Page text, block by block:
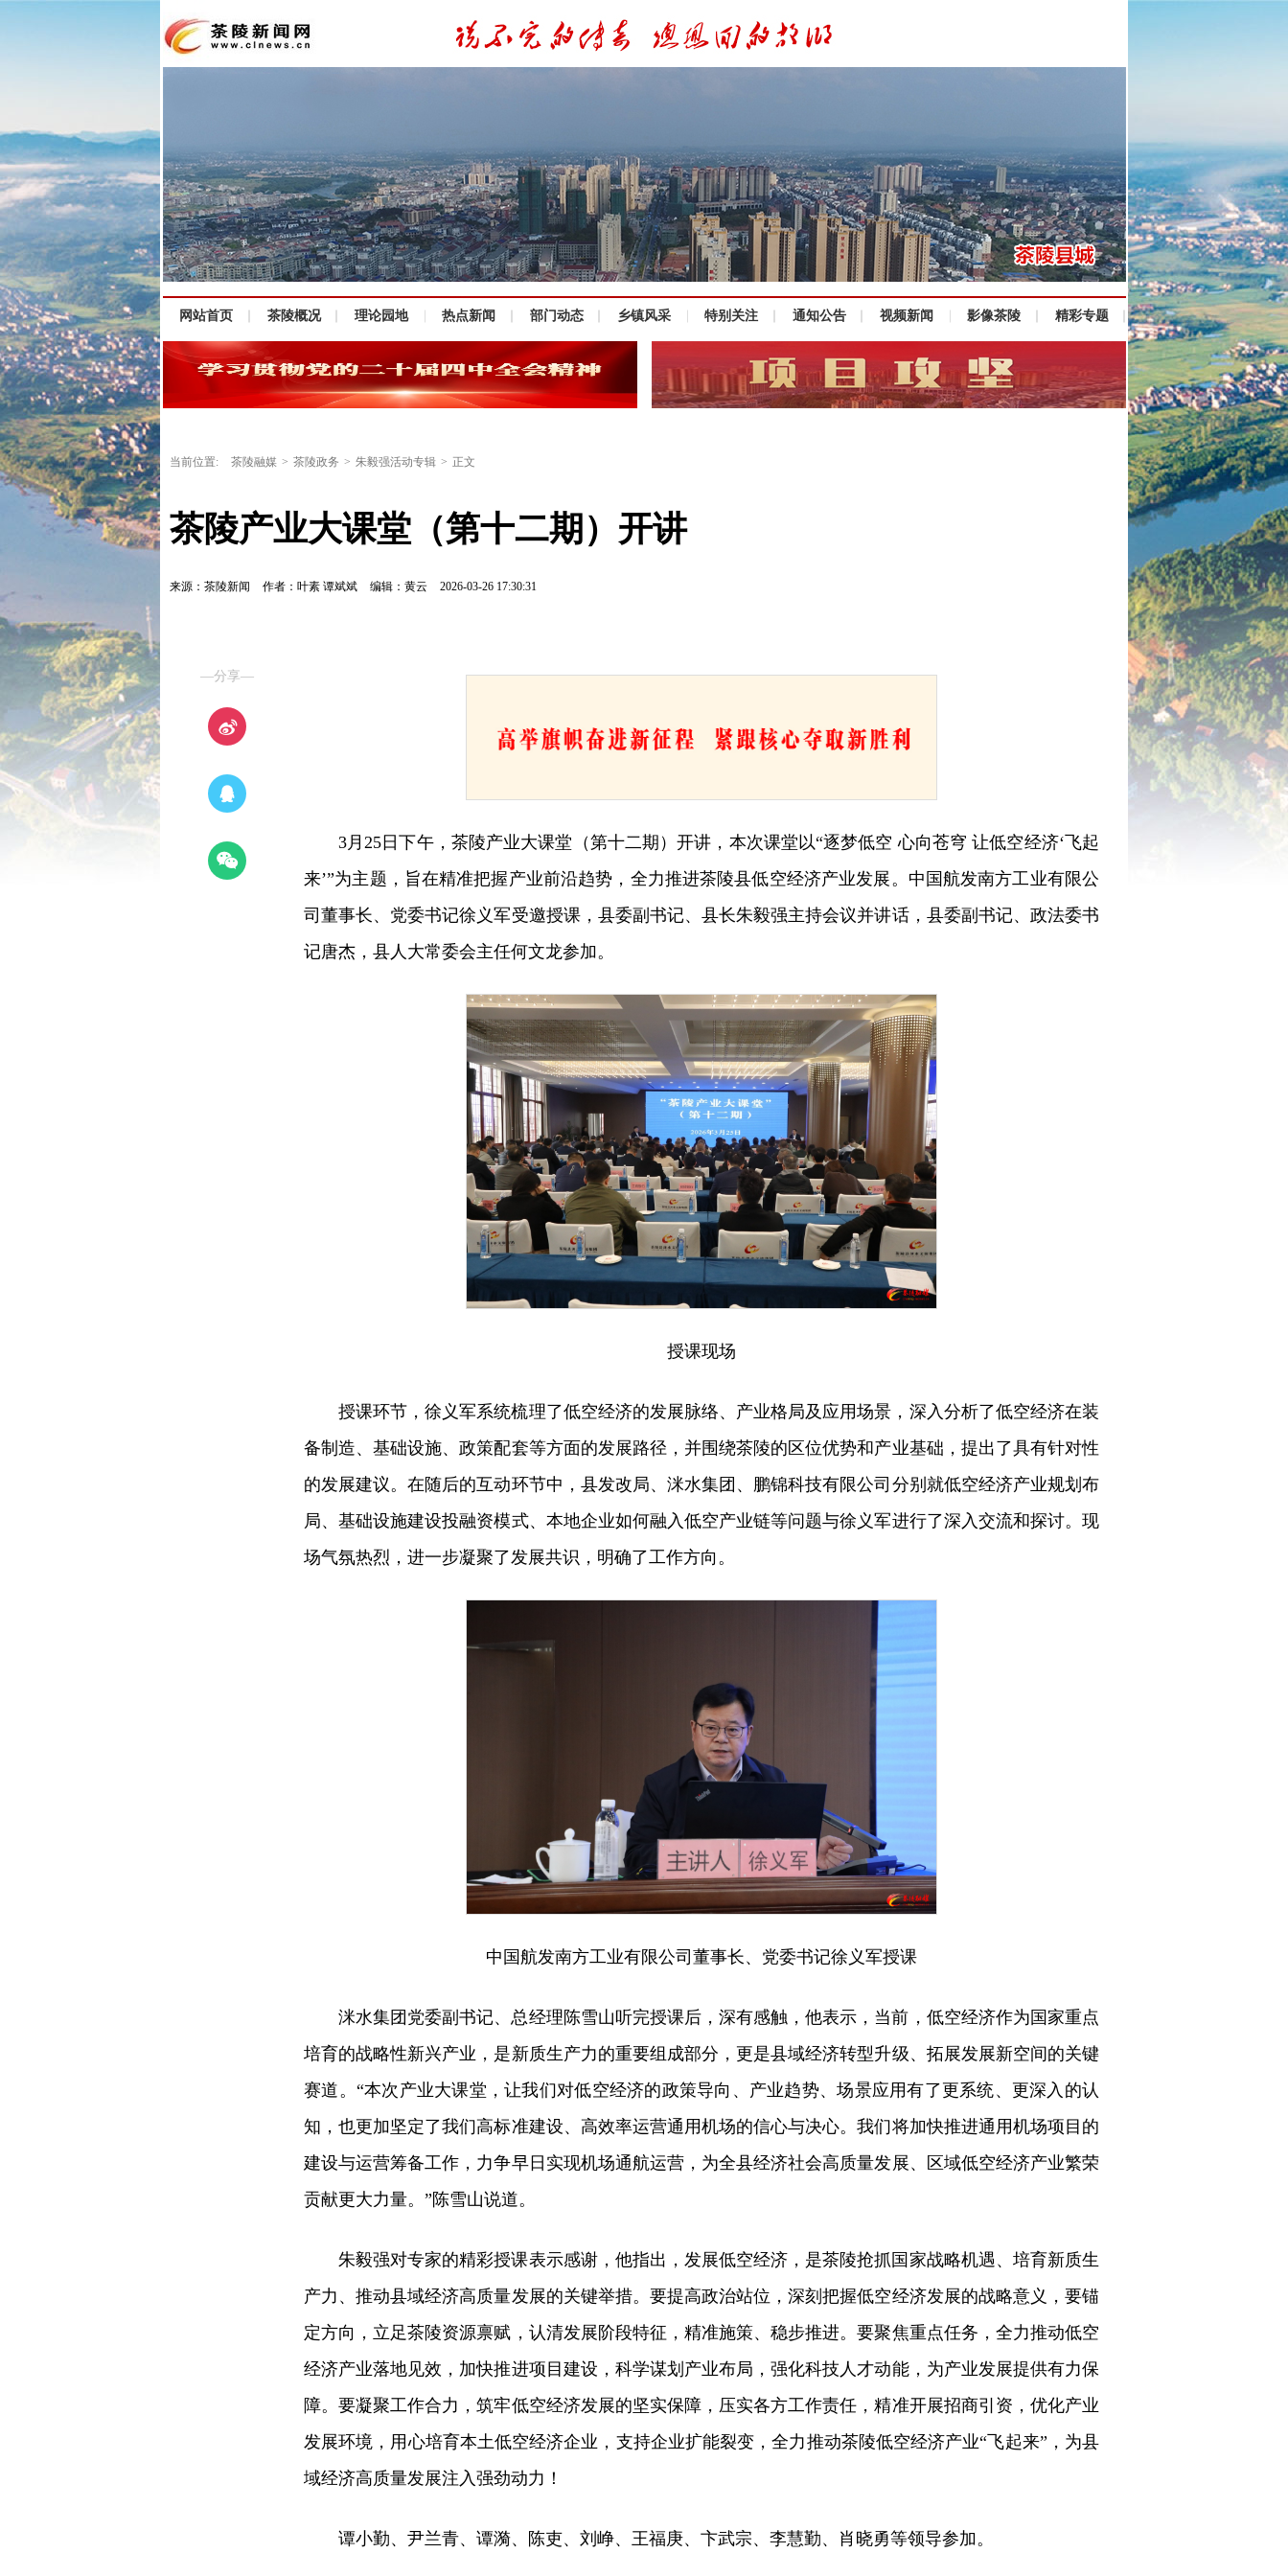
网站首页 茶陵概况 理论园地 热点新闻 部门动态 乡镇风采 特别关注 通知公告 视频新闻 影像茶陵 精彩专题
当前位置: 茶陵融媒 > 茶陵政务 > 朱毅强活动专辑 > 正文
茶陵产业大课堂（第十二期）开讲
来源：茶陵新闻 作者：叶素 谭斌斌 编辑：黄云 2026-03-26 17:30:31
—分享—
3月25日下午，茶陵产业大课堂（第十二期）开讲，本次课堂以“逐梦低空 心向苍穹 让低空经济‘飞起
来’”为主题，旨在精准把握产业前沿趋势，全力推进茶陵县低空经济产业发展。中国航发南方工业有限公
司董事长、党委书记徐义军受邀授课，县委副书记、县长朱毅强主持会议并讲话，县委副书记、政法委书
记唐杰，县人大常委会主任何文龙参加。
授课现场
授课环节，徐义军系统梳理了低空经济的发展脉络、产业格局及应用场景，深入分析了低空经济在装
备制造、基础设施、政策配套等方面的发展路径，并围绕茶陵的区位优势和产业基础，提出了具有针对性
的发展建议。在随后的互动环节中，县发改局、洣水集团、鹏锦科技有限公司分别就低空经济产业规划布
局、基础设施建设投融资模式、本地企业如何融入低空产业链等问题与徐义军进行了深入交流和探讨。现
场气氛热烈，进一步凝聚了发展共识，明确了工作方向。
中国航发南方工业有限公司董事长、党委书记徐义军授课
洣水集团党委副书记、总经理陈雪山听完授课后，深有感触，他表示，当前，低空经济作为国家重点
培育的战略性新兴产业，是新质生产力的重要组成部分，更是县域经济转型升级、拓展发展新空间的关键
赛道。“本次产业大课堂，让我们对低空经济的政策导向、产业趋势、场景应用有了更系统、更深入的认
知，也更加坚定了我们高标准建设、高效率运营通用机场的信心与决心。我们将加快推进通用机场项目的
建设与运营筹备工作，力争早日实现机场通航运营，为全县经济社会高质量发展、区域低空经济产业繁荣
贡献更大力量。 ”陈雪山说道。
朱毅强对专家的精彩授课表示感谢，他指出，发展低空经济，是茶陵抢抓国家战略机遇、培育新质生
产力、推动县域经济高质量发展的关键举措。要提高政治站位，深刻把握低空经济发展的战略意义，要锚
定方向，立足茶陵资源禀赋，认清发展阶段特征，精准施策、稳步推进。要聚焦重点任务，全力推动低空
经济产业落地见效，加快推进项目建设，科学谋划产业布局，强化科技人才动能，为产业发展提供有力保
障。要凝聚工作合力，筑牢低空经济发展的坚实保障，压实各方工作责任，精准开展招商引资，优化产业
发展环境，用心培育本土低空经济企业，支持企业扩能裂变，全力推动茶陵低空经济产业“飞起来”，为县
域经济高质量发展注入强劲动力！
谭小勤、尹兰青、谭漪、陈吏、刘峥、王福庚、卞武宗、李慧勤、肖晓勇等领导参加。